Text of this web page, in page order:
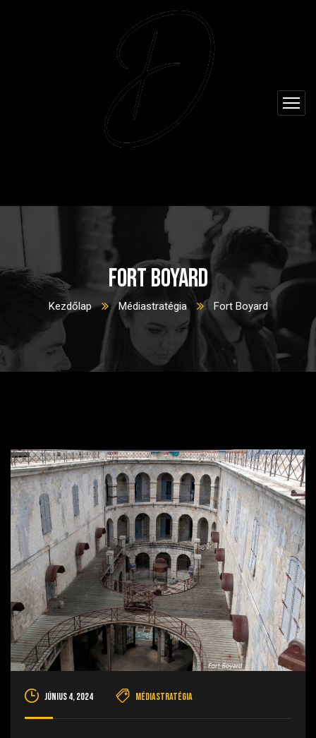
Fort Boyard
Kezdőlap Médiastratégia Fort Boyard
június 4, 2024 Médiastratégia